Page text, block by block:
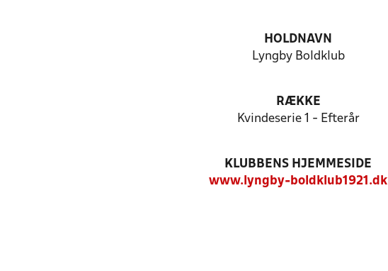
HOLDNAVN
Lyngby Boldklub
RÆKKE
Kvindeserie 1 - Efterår
KLUBBENS HJEMMESIDE
www.lyngby-boldklub1921.dk